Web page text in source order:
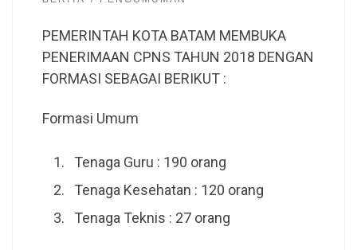
PEMERINTAH KOTA BATAM MEMBUKA
PENERIMAAN CPNS TAHUN 2018 DENGAN
FORMASI SEBAGAI BERIKUT :
Formasi Umum
Tenaga Guru : 190 orang
Tenaga Kesehatan : 120 orang
Tenaga Teknis : 27 orang